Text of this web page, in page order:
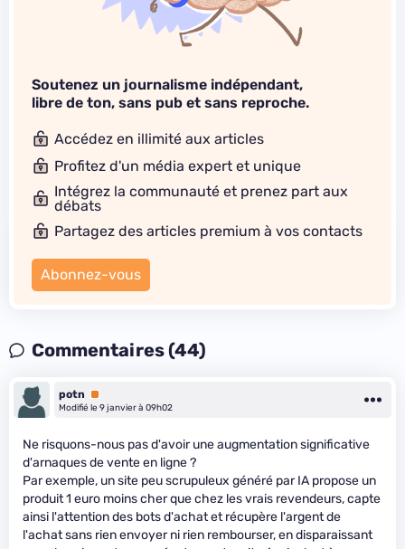
Soutenez un journalisme indépendant,
libre de ton, sans pub et sans reproche.
Accédez en illimité aux articles
Profitez d'un média expert et unique
Intégrez la communauté et prenez part aux
débats
Partagez des articles premium à vos contacts
Abonnez-vous
Commentaires (44)
potn
Premium
Modifié le 9 janvier à 09h02
Ne risquons-nous pas d'avoir une augmentation significative
d'arnaques de vente en ligne ?
Par exemple, un site peu scrupuleux généré par IA propose un
produit 1 euro moins cher que chez les vrais revendeurs, capte
ainsi l'attention des bots d'achat et récupère l'argent de
l'achat sans rien envoyer ni rien rembourser, en disparaissant